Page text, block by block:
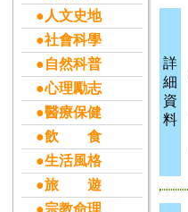
●人文史地
●社會科學
●自然科普
●心理勵志
●醫療保健
●飲 食
●生活風格
●旅 遊
●宗教命理
詳
細
資
料